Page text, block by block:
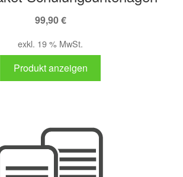
99,90€
exkl. 19 % MwSt.
Produkt anzeigen